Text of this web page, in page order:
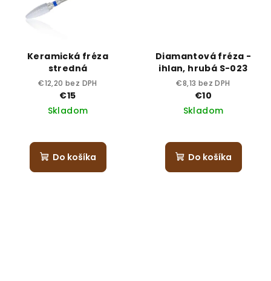
Keramická fréza
stredná
€12,20 bez DPH
€15
Skladom
Do košíka
Diamantová fréza -
ihlan, hrubá S-023
€8,13 bez DPH
€10
Skladom
Do košíka